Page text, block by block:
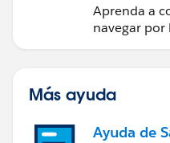
Aprenda a
navegar por
Más ayuda
Ayuda de